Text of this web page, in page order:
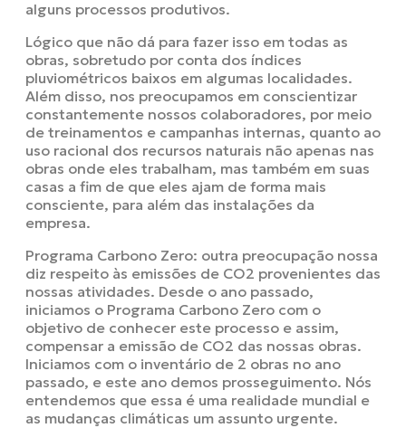
alguns processos produtivos.
Lógico que não dá para fazer isso em todas as
obras, sobretudo por conta dos índices
pluviométricos baixos em algumas localidades.
Além disso, nos preocupamos em conscientizar
constantemente nossos colaboradores, por meio
de treinamentos e campanhas internas, quanto ao
uso racional dos recursos naturais não apenas nas
obras onde eles trabalham, mas também em suas
casas a fim de que eles ajam de forma mais
consciente, para além das instalações da
empresa.
Programa Carbono Zero: outra preocupação nossa
diz respeito às emissões de CO2 provenientes das
nossas atividades. Desde o ano passado,
iniciamos o Programa Carbono Zero com o
objetivo de conhecer este processo e assim,
compensar a emissão de CO2 das nossas obras.
Iniciamos com o inventário de 2 obras no ano
passado, e este ano demos prosseguimento. Nós
entendemos que essa é uma realidade mundial e
as mudanças climáticas um assunto urgente.